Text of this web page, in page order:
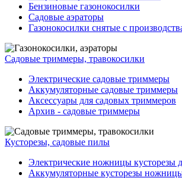
Бензиновые газонокосилки
Садовые аэраторы
Газонокосилки снятые с
Садовые триммеры, травокосилки
Электрические садовые триммеры
Аккумуляторные садовые триммеры
Аксессуары для садовых триммеров
Архив - садовые триммеры
Кусторезы, садовые пилы
Электрические ножницы кусторезы
Аккумуляторные кусторезы